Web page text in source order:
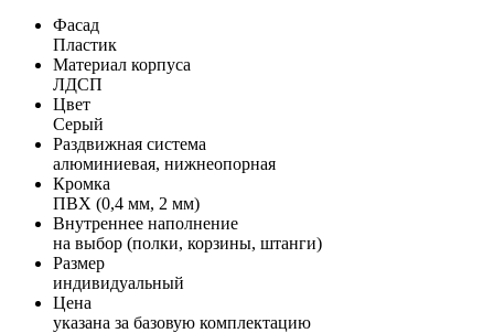
Фасад
Пластик
Материал корпуса
ЛДСП
Цвет
Серый
Раздвижная система
алюминиевая, нижнеопорная
Кромка
ПВХ (0,4 мм, 2 мм)
Внутреннее наполнение
на выбор (полки, корзины, штанги)
Размер
индивидуальный
Цена
указана за базовую комплектацию